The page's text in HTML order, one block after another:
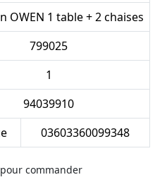
OWEN 1 table + 2 chaises
799025
1
94039910
03603360099348
commander